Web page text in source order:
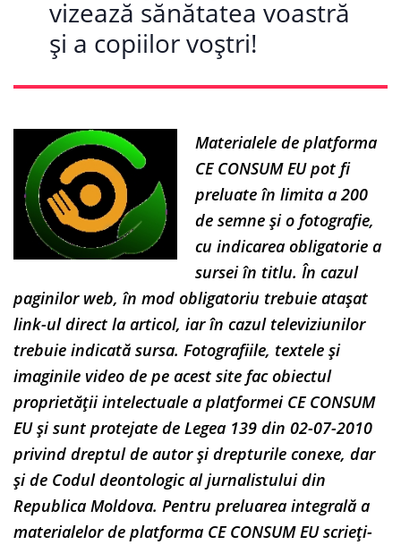
vizează sănătatea voastră
și a copiilor voștri!
Materialele de platforma
CE CONSUM EU pot fi
preluate în limita a 200
de semne și o fotografie,
cu indicarea obligatorie a
sursei în titlu. În cazul
paginilor web, în mod obligatoriu trebuie atașat
link-ul direct la articol, iar în cazul televiziunilor
trebuie indicată sursa. Fotografiile, textele și
imaginile video de pe acest site fac obiectul
proprietății intelectuale a platformei CE CONSUM
EU și sunt protejate de Legea 139 din 02-07-2010
privind dreptul de autor și drepturile conexe, dar
și de Codul deontologic al jurnalistului din
Republica Moldova. Pentru preluarea integrală a
materialelor de platforma CE CONSUM EU scrieți-